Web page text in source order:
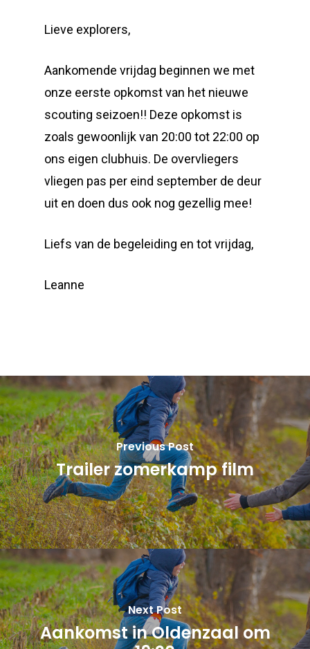
Lieve explorers,
Aankomende vrijdag beginnen we met
onze eerste opkomst van het nieuwe
scouting seizoen!! Deze opkomst is
zoals gewoonlijk van 20:00 tot 22:00 op
ons eigen clubhuis. De overvliegers
vliegen pas per eind september de deur
uit en doen dus ook nog gezellig mee!
Liefs van de begeleiding en tot vrijdag,
Leanne
Previous Post
Trailer zomerkamp film
Next Post
Aankomst in Oldenzaal om